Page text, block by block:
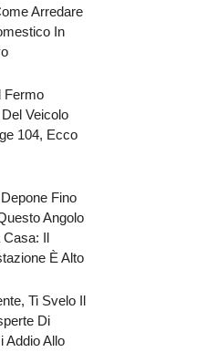
Arredare
In
Fermo
Veicolo
104, Ecco
Fino
Angolo
Casa: Il
È Alto
Ti Svelo Il
Di
Addio Allo